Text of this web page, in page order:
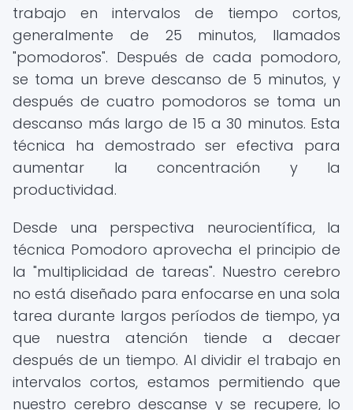
trabajo en intervalos de tiempo cortos,
generalmente de 25 minutos, llamados
"pomodoros". Después de cada pomodoro,
se toma un breve descanso de 5 minutos, y
después de cuatro pomodoros se toma un
descanso más largo de 15 a 30 minutos. Esta
técnica ha demostrado ser efectiva para
aumentar la concentración y la
productividad.
Desde una perspectiva neurocientífica, la
técnica Pomodoro aprovecha el principio de
la "multiplicidad de tareas". Nuestro cerebro
no está diseñado para enfocarse en una sola
tarea durante largos períodos de tiempo, ya
que nuestra atención tiende a decaer
después de un tiempo. Al dividir el trabajo en
intervalos cortos, estamos permitiendo que
nuestro cerebro descanse y se recupere, lo